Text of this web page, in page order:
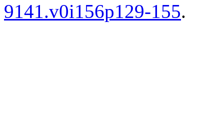
9141.v0i156p129-155.